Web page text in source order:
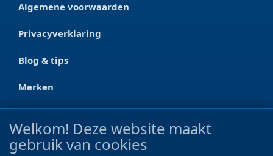
Algemene voorwaarden
Privacyverklaring
Blog & tips
Merken
CONTACT
Ootmarsumseweg 125a
Welkom! Deze website maakt
gebruik van cookies